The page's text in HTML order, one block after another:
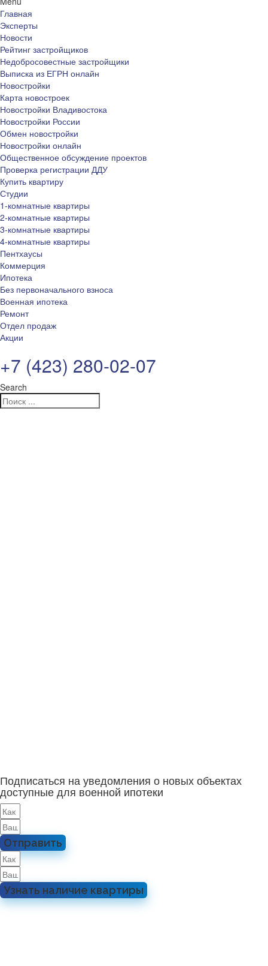
Главная
Эксперты
Новости
Рейтинг застройщиков
Недобросовестные застройщики
Выписка из ЕГРН онлайн
Новостройки
Карта новостроек
Новостройки Владивостока
Новостройки России
Обмен новостройки
Новостройки онлайн
Общественное обсуждение проектов
Проверка регистрации ДДУ
Купить квартиру
Студии
1-комнатные квартиры
2-комнатные квартиры
3-комнатные квартиры
4-комнатные квартиры
Пентхаусы
Коммерция
Ипотека
Без первоначального взноса
Военная ипотека
Ремонт
Отдел продаж
Акции
+7 (423) 280-02-07
Search
Подписаться на уведомления о новых объектах
доступные для военной ипотеки
Отправить
Узнать наличие квартиры